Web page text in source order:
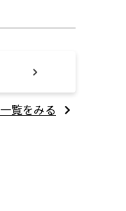
一覧をみる